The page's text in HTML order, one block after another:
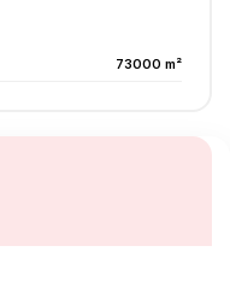
73000 m²